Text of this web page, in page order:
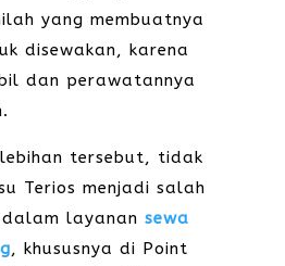
yang membuatnya
disewakan, karena
dan perawatannya
tersebut, tidak
Terios menjadi salah
layanan sewa
, khususnya di Point